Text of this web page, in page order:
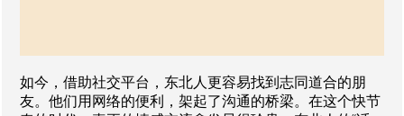
如今，借助社交平台，东北人更容易找到志同道合的朋
友。他们用网络的便利，架起了沟通的桥梁。在这个快节